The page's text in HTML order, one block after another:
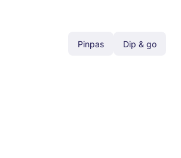
Pinpas Dip & go